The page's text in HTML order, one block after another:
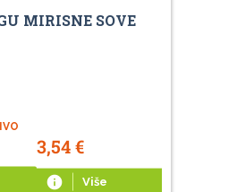
MIRISNE SOVE
3,54€
info Više